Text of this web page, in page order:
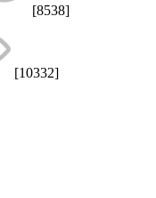
[8538]
[10332]